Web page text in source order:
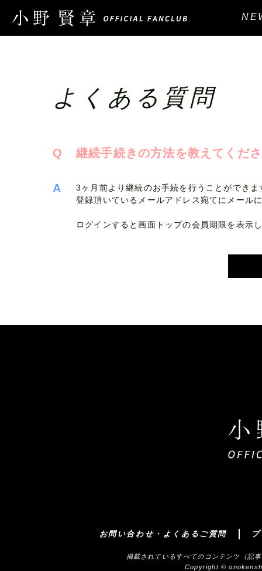
よくある質問
Q 継続手続きの方法を教えてくだ
A
3ヶ月前より継続のお手続を行うことができま
登録頂いているメールアドレス宛てにメール
ログインすると画面トップの会員期限を表示
お問い合わせ・よくあるご質問
掲載されているすべてのコンテンツ（記
Copyright ©